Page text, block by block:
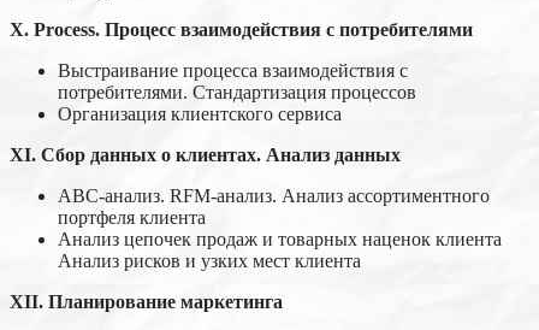
X. Process. Процесс взаимодействия с потребителями
Выстраивание процесса взаимодействия с
потребителями. Стандартизация процессов
Организация клиентского сервиса
XI. Сбор данных о клиентах. Анализ данных
АВС-анализ. RFM-анализ. Анализ ассортиментного
портфеля клиента
Анализ цепочек продаж и товарных наценок клиента
Анализ рисков и узких мест клиента
XII. Планирование маркетинга